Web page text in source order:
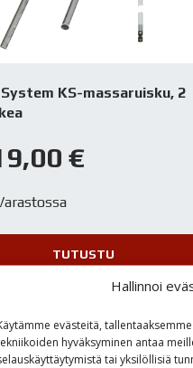
Hallinnoi
evästeitä,
hyväksyminen antaa
tai yksilöllisiä
System KS-massaruisku, 2
€
TUTUSTU